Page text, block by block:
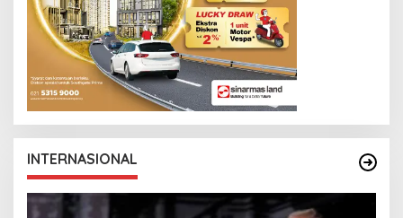
INTERNASIONAL